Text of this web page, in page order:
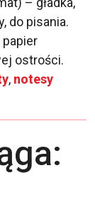
do pisania.
papier
ostrości.
, notesy